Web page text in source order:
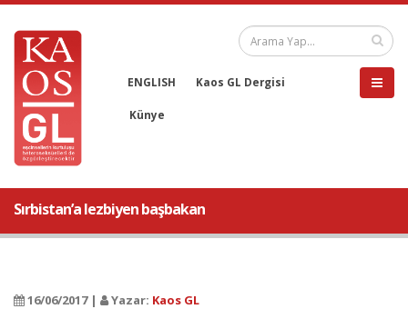
ENGLISH Kaos GL Dergisi
Künye
Sırbistan’a lezbiyen başbakan
16/06/2017 | Yazar: Kaos GL